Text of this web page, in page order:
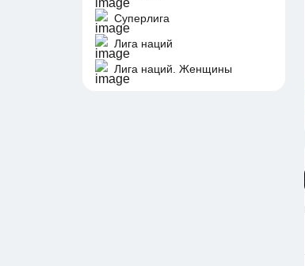
Суперлига
Лига наций
Лига наций. Женщины